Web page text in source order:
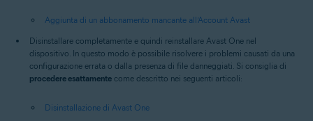
Aggiunta di un abbonamento mancante all’Account Avast
Disinstallare completamente e quindi reinstallare Avast One nel
dispositivo. In questo modo è possibile risolvere i problemi causati da una
configurazione errata o dalla presenza di file danneggiati. Si consiglia di
procedere esattamente come descritto nei seguenti articoli:
Disinstallazione di Avast One